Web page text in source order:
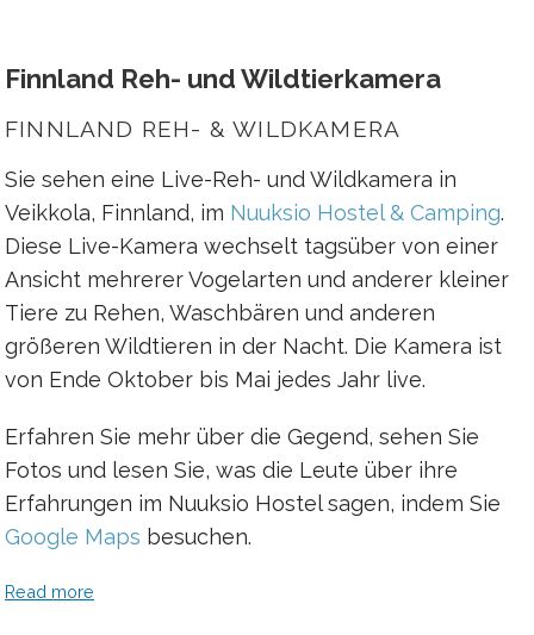
Finnland Reh- und Wildtierkamera
FINNLAND REH- & WILDKAMERA
Sie sehen eine Live-Reh- und Wildkamera in
Veikkola, Finnland, im Nuuksio Hostel & Camping.
Diese Live-Kamera wechselt tagsüber von einer
Ansicht mehrerer Vogelarten und anderer kleiner
Tiere zu Rehen, Waschbären und anderen
größeren Wildtieren in der Nacht. Die Kamera ist
von Ende Oktober bis Mai jedes Jahr live.
Erfahren Sie mehr über die Gegend, sehen Sie
Fotos und lesen Sie, was die Leute über ihre
Erfahrungen im Nuuksio Hostel sagen, indem Sie
Google Maps besuchen.
Read more